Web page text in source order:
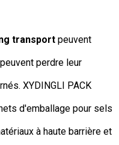
transportpeuvent
perdre leur
XYDINGLI PACK
d'emballage pour sels
à haute barrière et